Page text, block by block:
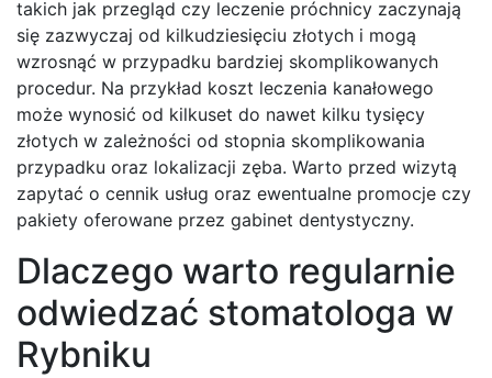
takich jak przegląd czy leczenie próchnicy zaczynają
się zazwyczaj od kilkudziesięciu złotych i mogą
wzrosnąć w przypadku bardziej skomplikowanych
procedur. Na przykład koszt leczenia kanałowego
może wynosić od kilkuset do nawet kilku tysięcy
złotych w zależności od stopnia skomplikowania
przypadku oraz lokalizacji zęba. Warto przed wizytą
zapytać o cennik usług oraz ewentualne promocje czy
pakiety oferowane przez gabinet dentystyczny.
Dlaczego warto regularnie
odwiedzać stomatologa w
Rybniku